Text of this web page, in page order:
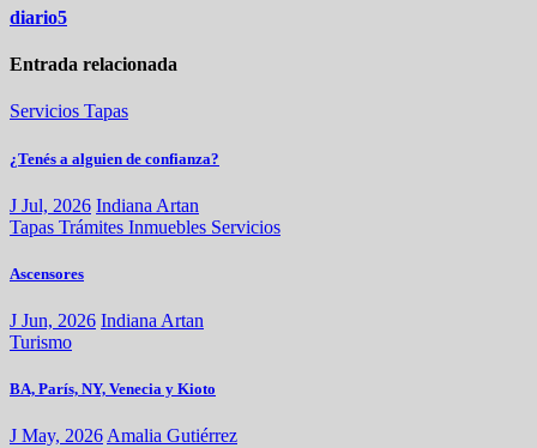
diario5
Entrada relacionada
Servicios Tapas
¿Tenés a alguien de confianza?
J Jul, 2026 Indiana Artan
Tapas Trámites Inmuebles Servicios
Ascensores
J Jun, 2026 Indiana Artan
Turismo
BA, París, NY, Venecia y Kioto
J May, 2026Amalia Gutiérrez